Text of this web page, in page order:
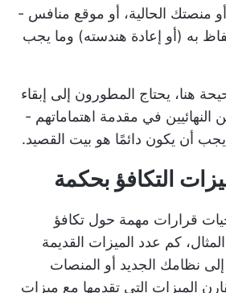
منصتك الحالية، أو موقع منافس -
به (أو إعادة هندسته) وما يجب
هنا، يحتاج المطورون إلى إبقاء
النهائيين في مقدمة اهتماماتهم -
يجب أن يكون دائمًا هو بيت القصيد.
التكافؤ بحكمة
قرارات مهمة حول تكافؤ
كم عدد الميزات القديمة
إلى نظامك الجديد أو المنصات
الميزات التي تقدمها مع ميزات